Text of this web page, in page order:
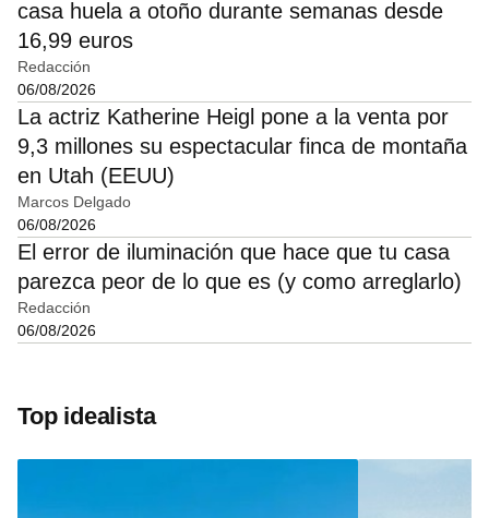
casa huela a otoño durante semanas desde
16,99 euros
Redacción
06/08/2026
La actriz Katherine Heigl pone a la venta por
9,3 millones su espectacular finca de montaña
en Utah (EEUU)
Marcos Delgado
06/08/2026
El error de iluminación que hace que tu casa
parezca peor de lo que es (y como arreglarlo)
Redacción
06/08/2026
Top idealista